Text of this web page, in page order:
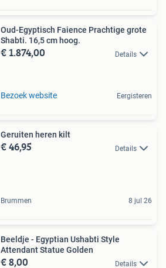
Oud-Egyptisch Faience Prachtige grote
Shabti. 16,5 cm hoog.
€ 1.874,00 Details
Bezoek website Eergisteren
Geruiten heren kilt
€ 46,95 Details
Brummen 8 jul 26
Beeldje - Egyptian Ushabti Style
Attendant Statue Golden
€ 8,00 Details